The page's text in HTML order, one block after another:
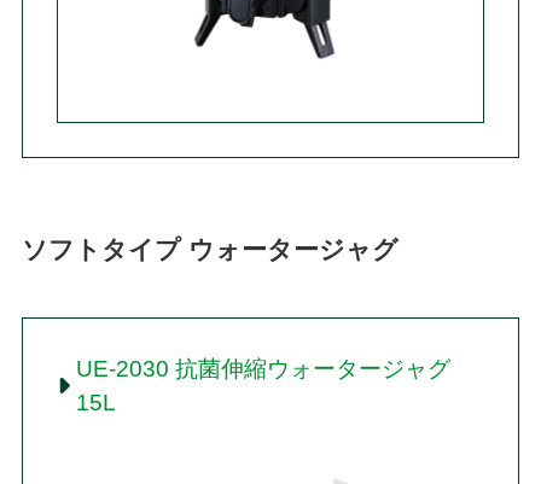
ソフトタイプ ウォータージャグ
UE-2030 抗菌伸縮ウォータージャグ
15L